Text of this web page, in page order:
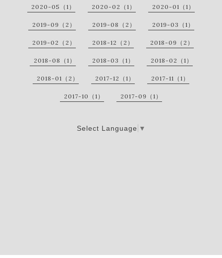
2020-05（1） 2020-02（1） 2020-01（1）
2019-09（2） 2019-08（2） 2019-03（1）
2019-02（2） 2018-12（2） 2018-09（2）
2018-08（1） 2018-03（1） 2018-02（1）
2018-01（2） 2017-12（1） 2017-11（1）
2017-10（1） 2017-09（1）
Select Language ▼